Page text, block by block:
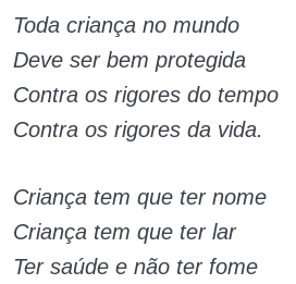
Toda criança no mundo
Deve ser bem protegida
Contra os rigores do tempo
Contra os rigores da vida.
Criança tem que ter nome
Criança tem que ter lar
Ter saúde e não ter fome